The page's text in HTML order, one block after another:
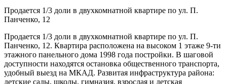
Продается 1/3 доли в двухкомнатной квартире по ул. П.
Панченко, 12
Продается 1/3 доли в двухкомнатной квартире по ул. П.
Панченко, 12. Квартира расположена на высоком 1 этаже 9-ти
этажного панельного дома 1998 года постройки. В шаговой
доступности находятся остановка общественного транспорта,
удобный выезд на МКАД. Развитая инфраструктура района:
детские сады, школы, гимназия, взрослая и детская